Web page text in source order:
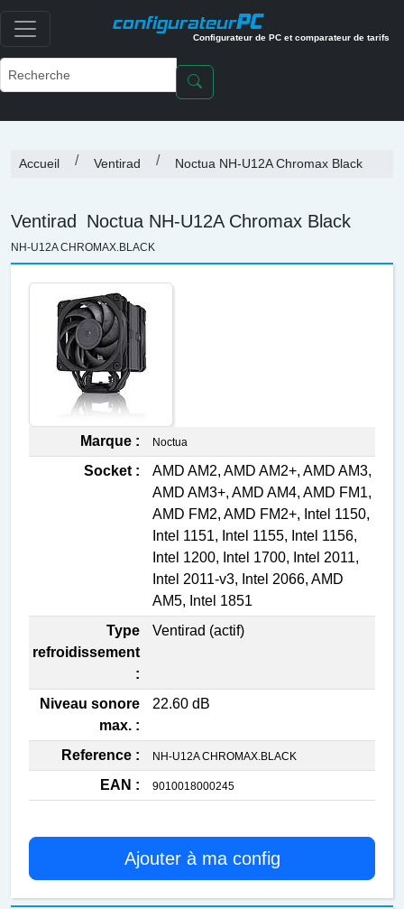
configurateurPC
Configurateur de PC et comparateur de tarifs
Accueil Ventirad Noctua NH-U12A Chromax Black
Ventirad Noctua NH-U12A Chromax Black
NH-U12A CHROMAX.BLACK
Marque : Noctua
Socket :
AMD AM2, AMD AM2+, AMD AM3,
AMD AM3+, AMD AM4, AMD FM1,
AMD FM2, AMD FM2+, Intel 1150,
Intel 1151, Intel 1155, Intel 1156,
Intel 1200, Intel 1700, Intel 2011,
Intel 2011-v3, Intel 2066, AMD
AM5, Intel 1851
Type
refroidissement
:
Ventirad (actif)
Niveau sonore
max. :
22.60 dB
Reference : NH-U12A CHROMAX.BLACK
EAN : 9010018000245
Ajouter à ma config